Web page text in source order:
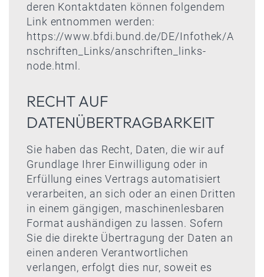
deren Kontaktdaten können folgendem
Link entnommen werden:
https://www.bfdi.bund.de/DE/Infothek/A
nschriften_Links/anschriften_links-
node.html .
RECHT AUF
DATENÜBERTRAGBARKEIT
Sie haben das Recht, Daten, die wir auf
Grundlage Ihrer Einwilligung oder in
Erfüllung eines Vertrags automatisiert
verarbeiten, an sich oder an einen Dritten
in einem gängigen, maschinenlesbaren
Format aushändigen zu lassen. Sofern
Sie die direkte Übertragung der Daten an
einen anderen Verantwortlichen
verlangen, erfolgt dies nur, soweit es